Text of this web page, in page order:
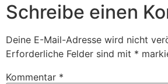
Schreibe einen
Deine E-Mail-Adresse wird nicht
Erforderliche Felder sind mit *
Kommentar *